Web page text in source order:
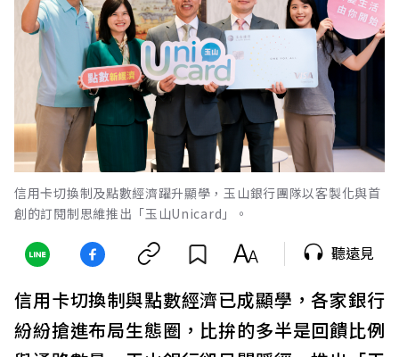
信用卡切換制及點數經濟躍升顯學，玉山銀行團隊以客製化與首
創的訂閱制思維推出「玉山Unicard」。
聽遠見
信用卡切換制與點數經濟已成顯學，各家銀行
紛紛搶進布局生態圈，比拚的多半是回饋比例